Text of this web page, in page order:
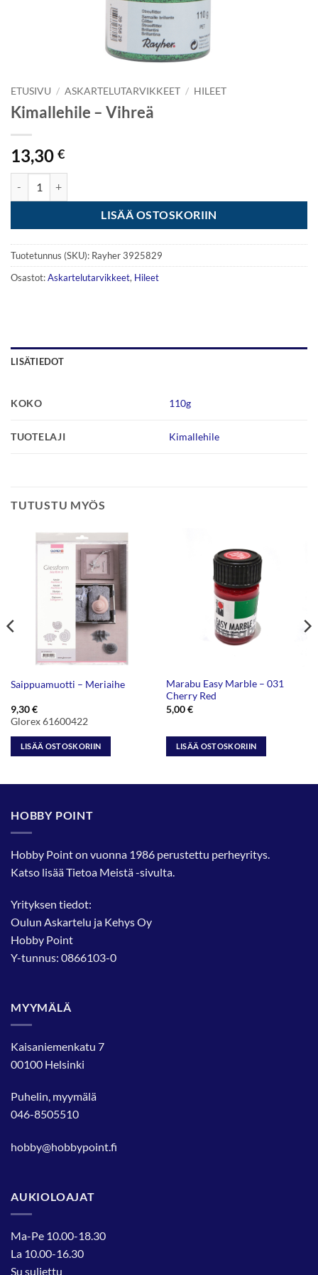
ETUSIVU / ASKARTELUTARVIKKEET / HILEET
Kimallehile – Vihreä
13,30 €
LISÄÄ OSTOSKORIIN
Tuotetunnus (SKU): Rayher 3925829
Osastot:Askartelutarvikkeet, Hileet
LISÄTIEDOT
KOKO 110g
TUOTELAJI Kimallehile
TUTUSTU MYÖS
Saippuamuotti – Meriaihe
9,30€
Glorex 61600422
LISÄÄ OSTOSKORIIN
Marabu Easy Marble – 031
Cherry Red
5,00€
LISÄÄ OSTOSKORIIN
HOBBY POINT
Hobby Point on vuonna 1986 perustettu perheyritys.
Katso lisääTietoa Meistä-sivulta.
Yrityksen tiedot:
Oulun Askartelu ja Kehys Oy
Hobby Point
Y-tunnus: 0866103-0
MYYMÄLÄ
Kaisaniemenkatu 7
00100 Helsinki
Puhelin, myymälä
046-8505510
hobby@hobbypoint.fi
AUKIOLOAJAT
Ma-Pe 10.00-18.30
La 10.00-16.30
Su suljettu